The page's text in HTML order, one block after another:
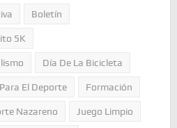
Boletín
5K
Día De La Bicicleta
El Deporte Formación
Nazareno Juego Limpio